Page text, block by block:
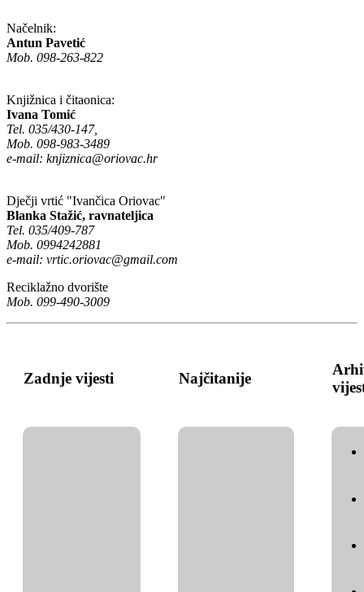
Načelnik:
Antun Pavetić
Mob. 098-263-822
Knjižnica i čitaonica:
Ivana Tomić
Tel. 035/430-147,
Mob. 098-983-3489
e-mail: knjiznica@oriovac.hr
Dječji vrtić "Ivančica Oriovac"
Blanka Stažić, ravnateljica
Tel. 035/409-787
Mob. 0994242881
e-mail: vrtic.oriovac@gmail.com
Reciklažno dvorište
Mob. 099-490-3009
Zadnje vijesti Najčitanije